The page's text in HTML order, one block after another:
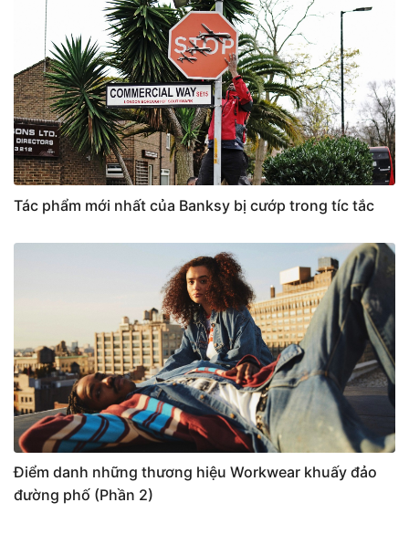
Tác phẩm mới nhất của Banksy bị cướp trong tíc tắc
Điểm danh những thương hiệu Workwear khuấy đảo
đường phố (Phần 2)